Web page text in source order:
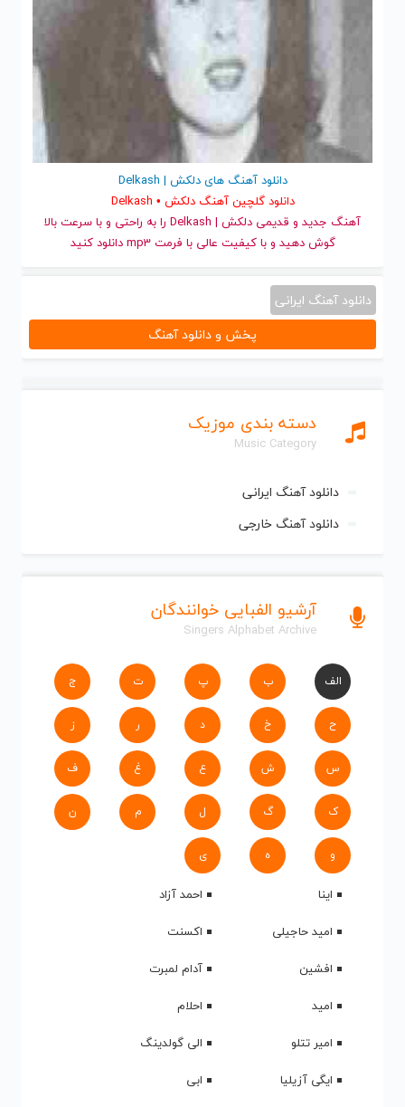
دسته بندی موزیک
Music Category
دانلود آهنگ ایرانی
دانلود آهنگ خارجی
آرشیو الفبایی خوانندگان
Singers Alphabet Archive
الف ب پ ت ج
ح خ د ر ز
س ش ع غ ف
ک گ ل م ن
و ه ی
اینا
احمد آزاد
امید حاجیلی
اکسنت
افشین
آدام لمبرت
امید
احلام
امیر تتلو
الی گولدینگ
ایگی آزیلیا
ابی
دانلود آهنگ های دلکش | Delkash
دانلود گلچین آهنگ دلکش • Delkash
آهنگ جدید
و قدیمی دلکش | Delkash را به راحتی و با سرعت بالا
گوش دهید و با کیفیت عالی با فرمت mp3 دانلود کنید
دانلود آهنگ ایرانی
پخش و دانلود آهنگ